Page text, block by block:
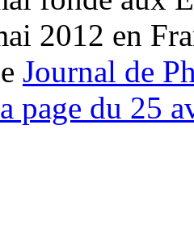
2012 en
Journal de
page du 25